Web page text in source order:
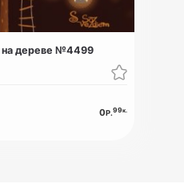
дереве №4499
0Р.99к.